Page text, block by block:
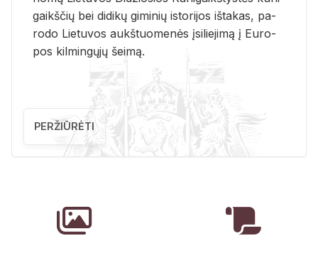
gaikš­čių bei di­di­kų gi­mi­nių is­to­ri­jos iš­ta­kas, pa­
ro­do Lie­tu­vos aukš­tuo­me­nės įsi­lie­ji­mą į Eu­ro­
pos kil­min­gų­jų šei­mą.
PERŽIŪRĖTI